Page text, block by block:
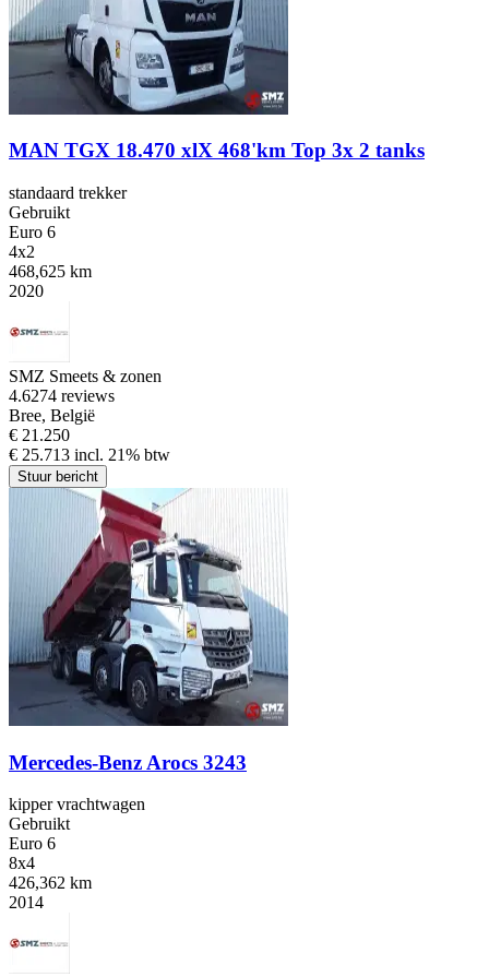
MAN TGX 18.470 xlX 468'km Top 3x 2 tanks
standaard trekker
Gebruikt
Euro 6
4x2
468,625 km
2020
SMZ Smeets & zonen
4.6274 reviews
Bree, België
€ 21.250
€ 25.713 incl. 21% btw
Stuur bericht
Mercedes-Benz Arocs 3243
kipper vrachtwagen
Gebruikt
Euro 6
8x4
426,362 km
2014